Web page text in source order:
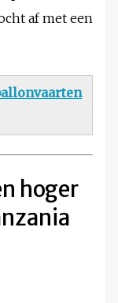
af met een
hoger